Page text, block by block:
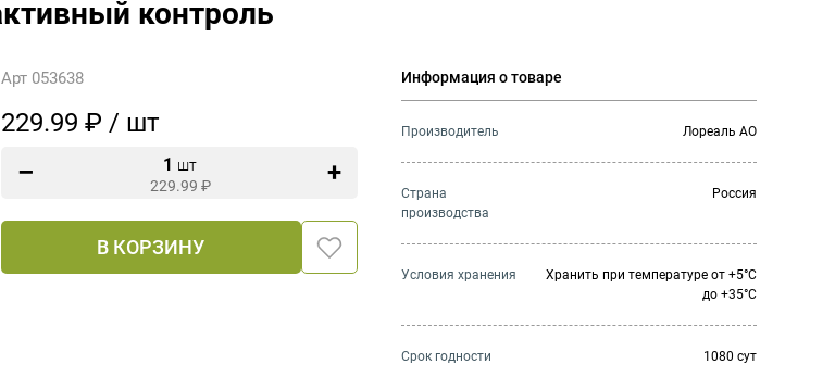
контроль
Арт 053638
229.99 ₽ / шт
1 шт
229.99 ₽
В КОРЗИНУ
Информация о товаре
Производитель Лореаль АО
Страна
производства
Россия
Условия хранения
Хранить при температуре от +5°С
до +35°С
Cрок годности 1080 сут